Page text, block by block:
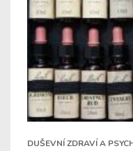
DUŠEVNÍ ZDRAVÍ A